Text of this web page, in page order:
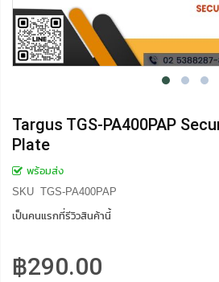
Targus TGS-PA400PAP
Plate
พร้อมส่ง
SKU TGS-PA400PAP
เป็นคนแรกที่รีวิวสินค้านี้
฿290.00